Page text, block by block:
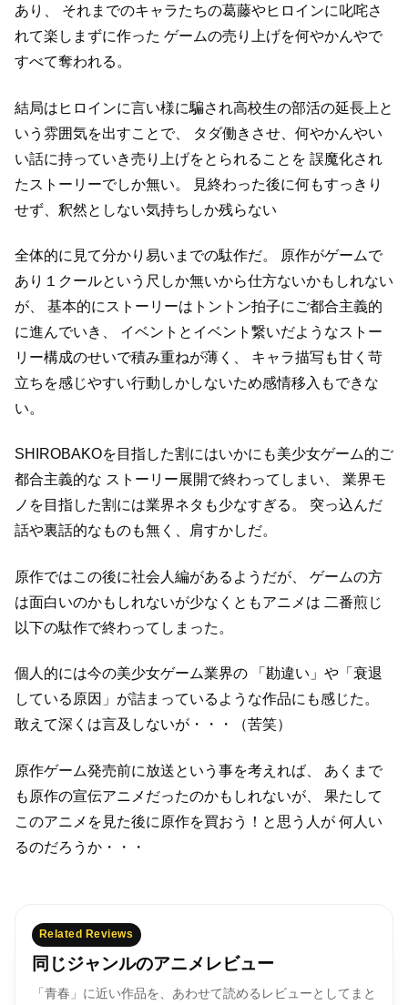
あり、
それまでのキャラたちの葛藤やヒロインに叱咤さ
れて楽しまずに作った ゲームの売り上げを何やかんやで
すべて奪われる。
結局はヒロインに言い様に騙され高校生の部活の延長上と
いう雰囲気を出すことで、
タダ働きさせ、何やかんやい
い話に持っていき売り上げをとられることを 誤魔化され
たストーリーでしか無い。
見終わった後に何もすっきり
せず、釈然としない気持ちしか残らない
全体的に見て分かり易いまでの駄作だ。
原作がゲームで
あり１クールという尺しか無いから仕方ないかもしれない
が、
基本的にストーリーはトントン拍子にご都合主義的
に進んでいき、
イベントとイベント繋いだようなストー
リー構成のせいで積み重ねが薄く、
キャラ描写も甘く苛
立ちを感じやすい行動しかしないため感情移入もできな
い。
SHIROBAKOを目指した割にはいかにも美少女ゲーム的ご
都合主義的な ストーリー展開で終わってしまい、
業界モ
ノを目指した割には業界ネタも少なすぎる。
突っ込んだ
話や裏話的なものも無く、肩すかしだ。
原作ではこの後に社会人編があるようだが、
ゲームの方
は面白いのかもしれないが少なくともアニメは 二番煎じ
以下の駄作で終わってしまった。
個人的には今の美少女ゲーム業界の 「勘違い」や「衰退
している原因」が詰まっているような作品にも感じた。
敢えて深くは言及しないが・・・（苦笑）
原作ゲーム発売前に放送という事を考えれば、
あくまで
も原作の宣伝アニメだったのかもしれないが、
果たして
このアニメを見た後に原作を買おう！と思う人が 何人い
るのだろうか・・・
Related Reviews
同じジャンルのアニメレビュー
「青春」に近い作品を、あわせて読めるレビューとしてまと